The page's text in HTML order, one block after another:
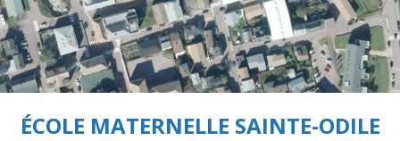
ÉCOLE MATERNELLE SAINTE-ODILE